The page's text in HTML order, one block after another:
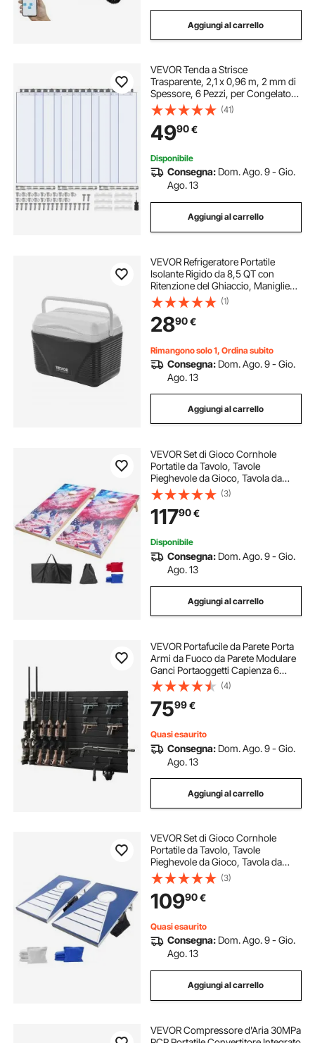
Aggiungi al carrello
VEVOR Tenda a Strisce
Trasparente, 2,1 x 0,96 m, 2 mm di
Spessore, 6 Pezzi, per Congelatori
e Refrigeratori, Strisce Lisce in
Plastica Termoisolanti per Porte di
Magazzini, Congelatori e Garage
(41)
4990€
Disponibile
Consegna: Dom. Ago. 9 - Gio.
Ago. 13
Aggiungi al carrello
VEVOR Refrigeratore Portatile
Isolante Rigido da 8,5 QT con
Ritenzione del Ghiaccio, Maniglie
Resistenti Portabicchieri,
Refrigeratore Portatile Isolato per
Picnic Campeggio Viaggio Feste
(1)
2890€
Rimangono solo 1, Ordina subito
Consegna: Dom. Ago. 9 - Gio.
Ago. 13
Aggiungi al carrello
VEVOR Set di Gioco Cornhole
Portatile da Tavolo, Tavole
Pieghevole da Gioco, Tavola da
Lancio Portatile in Legno Massello,
Gioco Cornhole con 8 Sacchetti
Fagioli e Borsa, 1255 x 600 x 302
mm
(3)
11790€
Disponibile
Consegna: Dom. Ago. 9 - Gio.
Ago. 13
Aggiungi al carrello
VEVOR Portafucile da Parete Porta
Armi da Fuoco da Parete Modulare
Ganci Portaoggetti Capienza 6
Fucili da Caccia Attrezzatura da Tiro
Pannello Portafucili Verticale da
Muro Garage Negozio Sala Giochi
(4)
7599€
Quasi esaurito
Consegna: Dom. Ago. 9 - Gio.
Ago. 13
Aggiungi al carrello
VEVOR Set di Gioco Cornhole
Portatile da Tavolo, Tavole
Pieghevole da Gioco, Tavola da
Lancio Portatile in Alluminio, Gioco
Cornhole per Adulti, 8 Sacchetti di
Fagioli, 915 x 610 x 255 mm
(3)
10990€
Quasi esaurito
Consegna: Dom. Ago. 9 - Gio.
Ago. 13
Aggiungi al carrello
VEVOR Compressore d'Aria 30MPa